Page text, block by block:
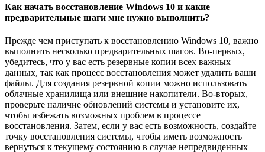
Как начать восстановление Windows 10 и какие
предварительные шаги мне нужно выполнить?
Прежде чем приступать к восстановлению Windows 10, важно
выполнить несколько предварительных шагов. Во-первых,
убедитесь, что у вас есть резервные копии всех важных
данных, так как процесс восстановления может удалить ваши
файлы. Для создания резервной копии можно использовать
облачные хранилища или внешние накопители. Во-вторых,
проверьте наличие обновлений системы и установите их,
чтобы избежать возможных проблем в процессе
восстановления. Затем, если у вас есть возможность, создайте
точку восстановления системы, чтобы иметь возможность
вернуться к текущему состоянию в случае непредвиденных